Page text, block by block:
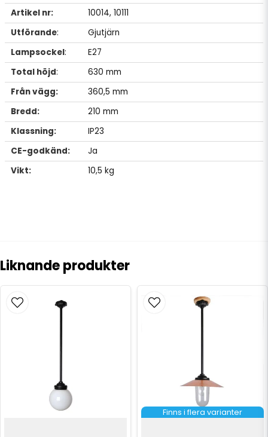
Artikel nr:
10014, 10111
Utförande:
Gjutjärn
Lampsockel:
E27
Total höjd:
630 mm
Från vägg:
360,5 mm
Bredd:
210 mm
Klassning:
IP23
CE-godkänd:
Ja
Vikt:
10,5 kg
Liknande produkter
Finns i flera varianter